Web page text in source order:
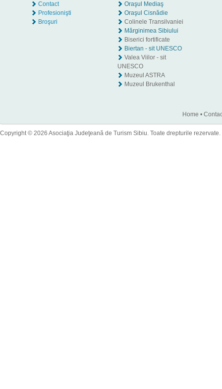
Contact
Profesionişti
Broşuri
Oraşul Mediaş
Oraşul Cisnădie
Colinele Transilvaniei
Mărginimea Sibiului
Biserici fortificate
Biertan - sit UNESCO
Valea Viilor - sit
UNESCO
Muzeul ASTRA
Muzeul Brukenthal
Home •
Copyright © 2026 Asociaţia Judeţeană de Turism Sibiu. Toate drepturile rezervate.